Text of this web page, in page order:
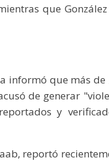
que
informó que más
de generar
y
reportó